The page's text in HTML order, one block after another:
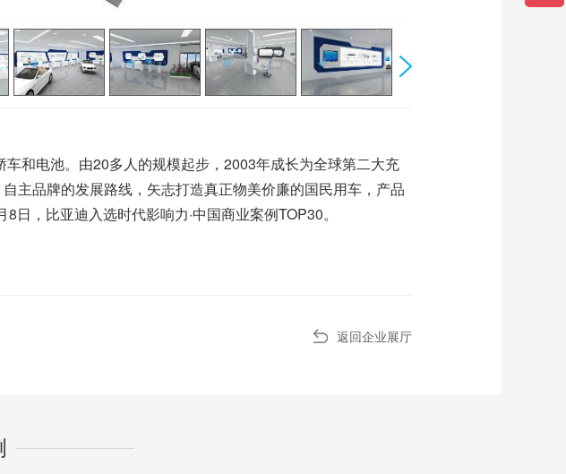
和电池。由20多人的规模起步，2003年成长为全球第二大充
主品牌的发展路线，矢志打造真正物美价廉的国民用车，产品
，比亚迪入选时代影响力·中国商业案例TOP30。
返回企业展厅